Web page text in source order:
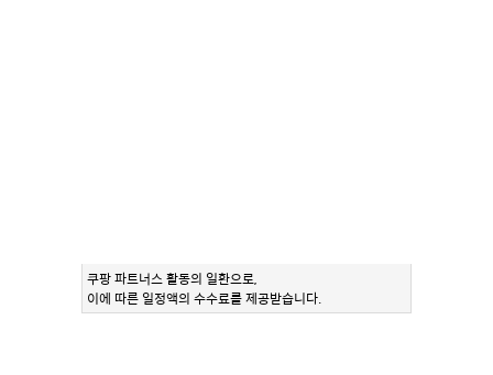
쿠팡 파트너스 활동의 일환으로,
이에 따른 일정액의 수수료를 제공받습니다.